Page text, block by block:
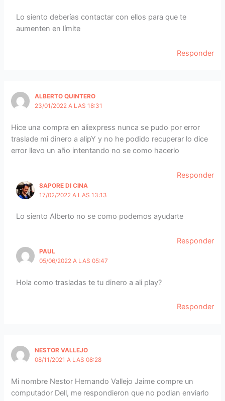
Lo siento deberías contactar con ellos para que te
aumenten en límite
Responder
ALBERTO QUINTERO
23/01/2022 A LAS 18:31
Hice una compra en aliexpress nunca se pudo por error
traslade mi dinero a alipY y no he podido recuperar lo dice
error llevo un año intentando no se como hacerlo
Responder
SAPORE DI CINA
17/02/2022 A LAS 13:13
Lo siento Alberto no se como podemos ayudarte
Responder
PAUL
05/06/2022 A LAS 05:47
Hola como trasladas te tu dinero a ali play?
Responder
NESTOR VALLEJO
08/11/2021 A LAS 08:28
Mi nombre Nestor Hernando Vallejo Jaime compre un
computador Dell, me respondieron que no podian enviarlo